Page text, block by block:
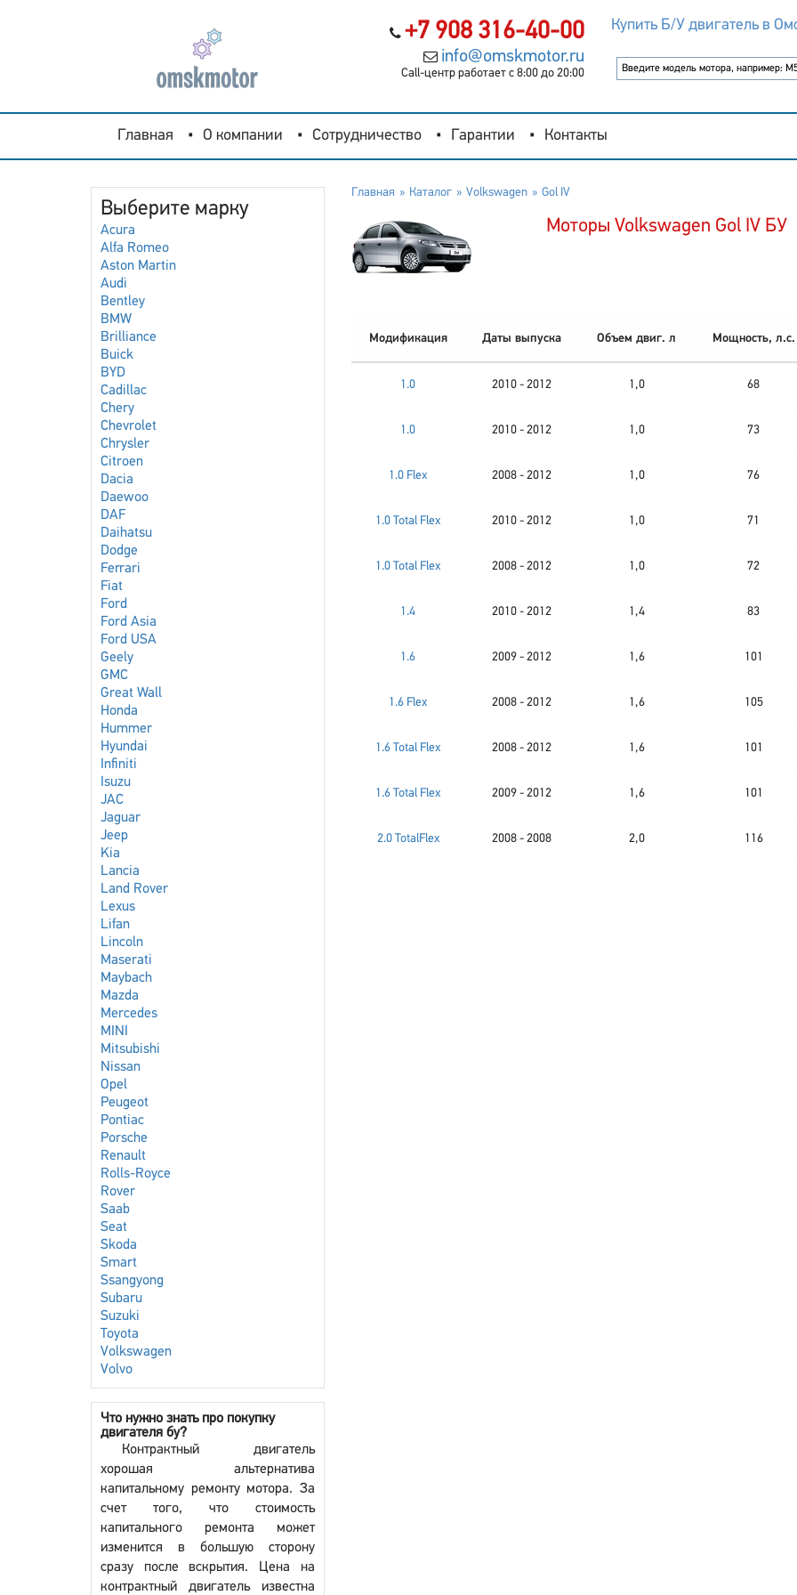
+7 908 316-40-00
info@omskmotor.ru
Call-центр работает с 8:00 до 20:00
Купить Б/У двигатель в
Главная О компании Сотрудничество Гарантии Контакты
Выберите марку
Acura
Alfa Romeo
Aston Martin
Audi
Bentley
BMW
Brilliance
Buick
BYD
Cadillac
Chery
Chevrolet
Chrysler
Citroen
Dacia
Daewoo
DAF
Daihatsu
Dodge
Ferrari
Fiat
Ford
Ford Asia
Ford USA
Geely
GMC
Great Wall
Honda
Hummer
Hyundai
Infiniti
Isuzu
JAC
Jaguar
Jeep
Kia
Lancia
Land Rover
Lexus
Lifan
Lincoln
Maserati
Maybach
Mazda
Mercedes
MINI
Mitsubishi
Nissan
Opel
Peugeot
Pontiac
Porsche
Renault
Rolls-Royce
Rover
Saab
Seat
Skoda
Smart
Ssangyong
Subaru
Suzuki
Toyota
Volkswagen
Volvo
Что нужно знать про покупку
двигателя бу?
Контрактный двигатель
хорошая альтернатива
капитальному ремонту мотора. За
счет того, что стоимость
капитального ремонта может
изменится в большую сторону
сразу после вскрытия. Цена на
контрактный двигатель известна
Главная Каталог Volkswagen Gol IV
Моторы Volkswagen Gol IV БУ
Модификация Даты выпуска Объем двиг. л Мощность, л.с.
1.0 2010 - 2012 1,0 68
1.0 2010 - 2012 1,0 73
1.0 Flex 2008 - 2012 1,0 76
1.0 Total Flex 2010 - 2012 1,0 71
1.0 Total Flex 2008 - 2012 1,0 72
1.4 2010 - 2012 1,4 83
1.6 2009 - 2012 1,6 101
1.6 Flex 2008 - 2012 1,6 105
1.6 Total Flex 2008 - 2012 1,6 101
1.6 Total Flex 2009 - 2012 1,6 101
2.0 TotalFlex 2008 - 2008 2,0 116